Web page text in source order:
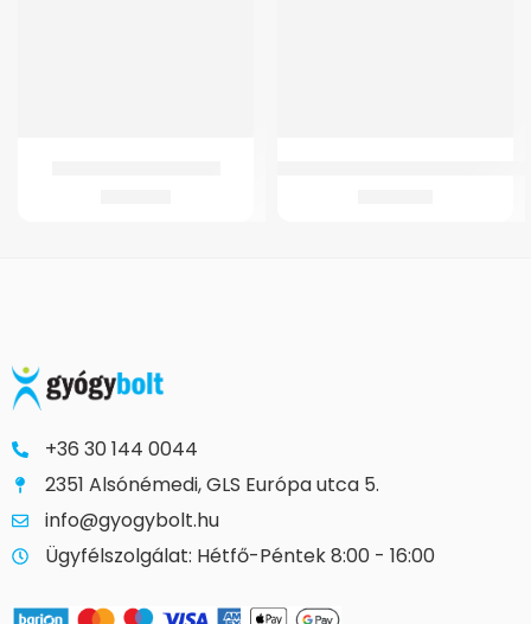
+36 30 144 0044
2351 Alsónémedi, GLS Európa utca 5.
info@gyogybolt.hu
Ügyfélszolgálat: Hétfő-Péntek 8:00 - 16:00